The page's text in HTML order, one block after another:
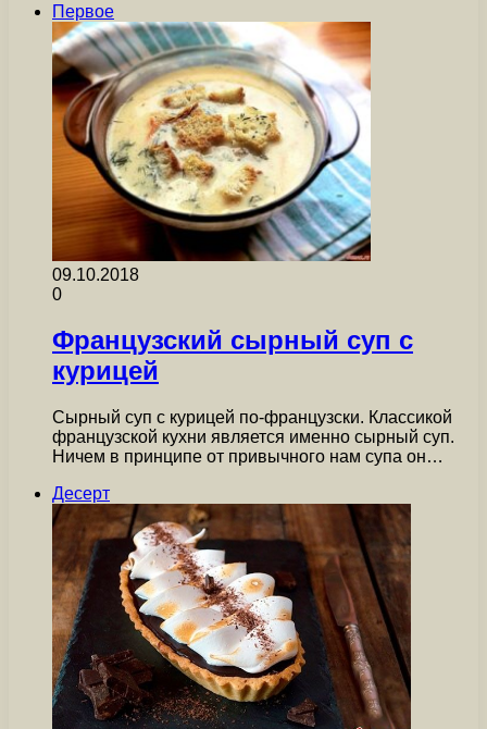
Первое
09.10.2018
0
Французский сырный суп с
курицей
Сырный суп с курицей по-французски. Классикой
французской кухни является именно сырный суп.
Ничем в принципе от привычного нам супа он…
Десерт